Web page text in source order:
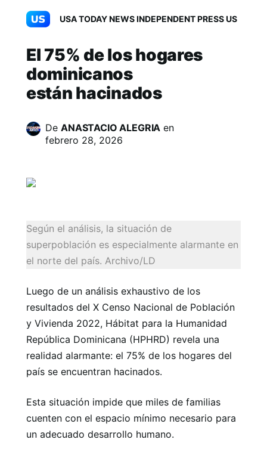
USA TODAY NEWS INDEPENDENT PRESS US
El 75% de los hogares
dominicanos
están hacinados
De ANASTACIO ALEGRIA en
febrero 28, 2026
Según el análisis, la situación de
superpoblación es especialmente alarmante en
el norte del país. Archivo/LD
Luego de un análisis exhaustivo de los
resultados del X Censo Nacional de Población
y Vivienda 2022, Hábitat para la Humanidad
República Dominicana (HPHRD) revela una
realidad alarmante: el 75% de los hogares del
país se encuentran hacinados.
Esta situación impide que miles de familias
cuenten con el espacio mínimo necesario para
un adecuado desarrollo humano.